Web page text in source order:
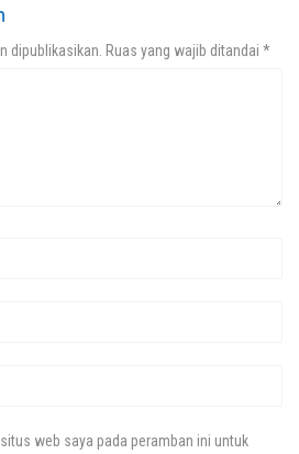
dipublikasikan. Ruas yang wajib ditandai *
web saya pada peramban ini untuk